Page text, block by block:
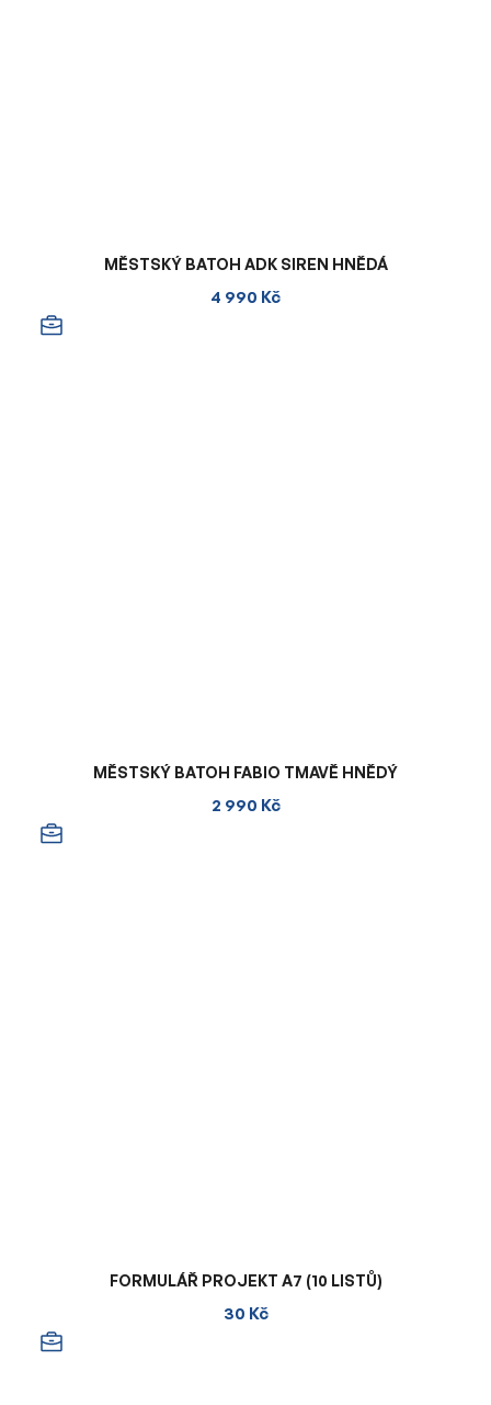
MĚSTSKÝ BATOH ADK SIREN HNĚDÁ
4 990 Kč
MĚSTSKÝ BATOH FABIO TMAVĚ HNĚDÝ
2 990 Kč
FORMULÁŘ PROJEKT A7 (10 LISTŮ)
30 Kč